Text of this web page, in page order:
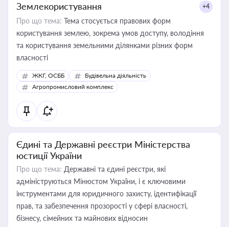
Землекористування +4
Про що тема: Тема стосується правових форм
користування землею, зокрема умов доступу, володіння
та користування земельними ділянками різних форм
власності
ЖКГ, ОСББ
Будівельна діяльність
Агропромисловий комплекс
Єдині та Державні реєстри Міністерства
юстиції України
Про що тема: Державні та єдині реєстри, які
адмініструються Мінюстом України, і є ключовими
інструментами для юридичного захисту, ідентифікації
прав, та забезпечення прозорості у сфері власності,
бізнесу, сімейних та майнових відносин